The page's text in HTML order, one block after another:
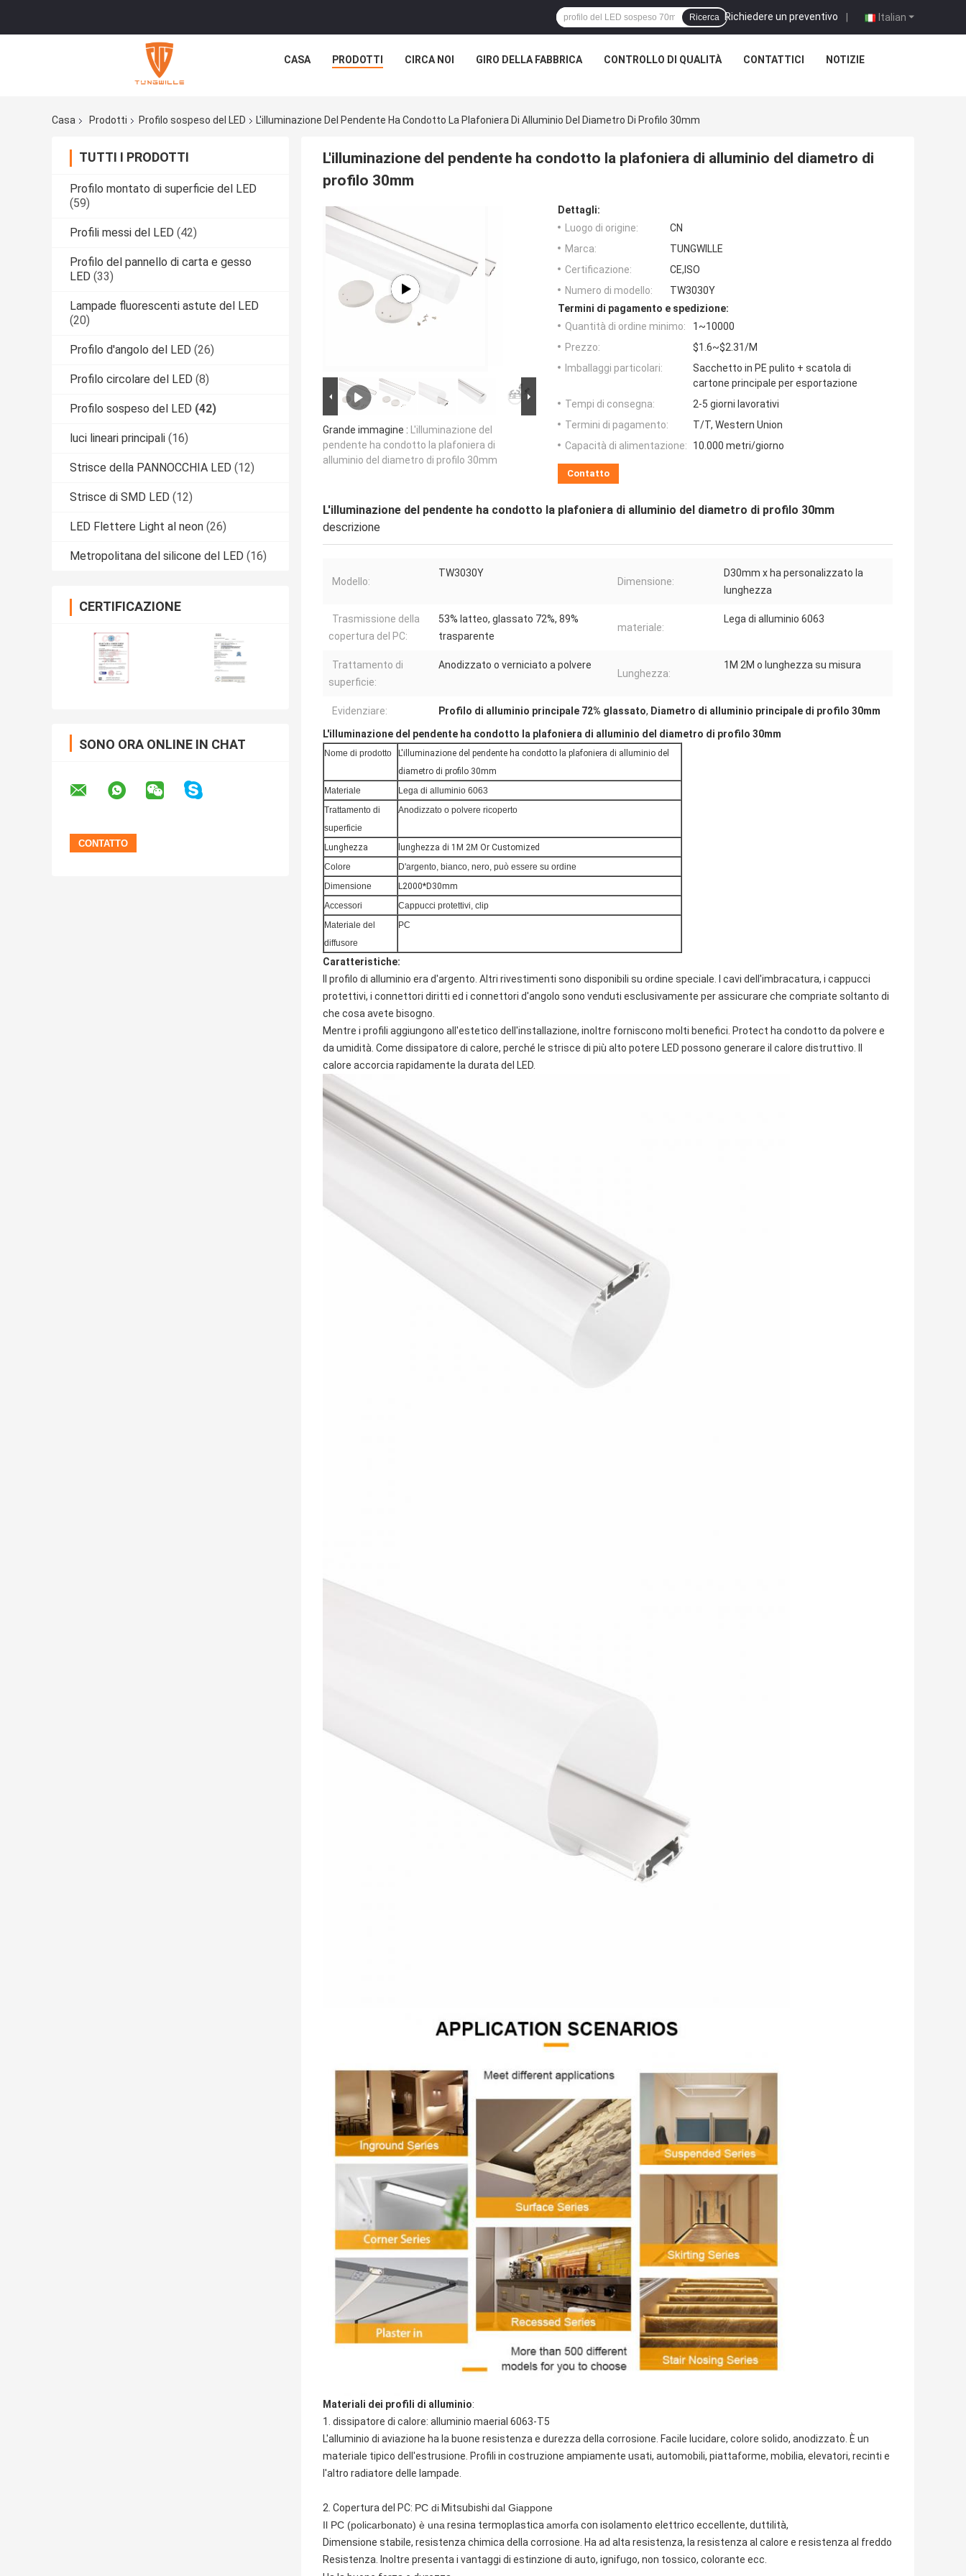
Italian
Richiedere un preventivo |
Ricerca
CASA PRODOTTI CIRCA NOI GIRO DELLA FABBRICA CONTROLLO DI QUALITÀ CONTATTICI NOTIZIE
Casa Prodotti Profilo sospeso del LED L'illuminazione Del Pendente Ha Condotto La Plafoniera Di Alluminio Del Diametro Di Profilo 30mm
TUTTI I PRODOTTI
Profilo montato di superficie del LED
(59)
Profili messi del LED (42)
Profilo del pannello di carta e gesso
LED (33)
Lampade fluorescenti astute del LED
(20)
Profilo d'angolo del LED (26)
Profilo circolare del LED (8)
Profilo sospeso del LED (42)
luci lineari principali (16)
Strisce della PANNOCCHIA LED (12)
Strisce di SMD LED (12)
LED Flettere Light al neon (26)
Metropolitana del silicone del LED (16)
CERTIFICAZIONE
SONO ORA ONLINE IN CHAT
L'illuminazione del pendente ha condotto la plafoniera di alluminio del diametro di
profilo 30mm
Grande immagine : L'illuminazione del
pendente ha condotto la plafoniera di
alluminio del diametro di profilo 30mm
Dettagli:
Luogo di origine:
CN
Marca:
TUNGWILLE
Certificazione:
CE,ISO
Numero di modello:
TW3030Y
Termini di pagamento e spedizione:
Quantità di ordine minimo:
1~10000
Prezzo:
$1.6~$2.31/M
Imballaggi particolari:
Sacchetto in PE pulito + scatola di
cartone principale per esportazione
Tempi di consegna:
2-5 giorni lavorativi
Termini di pagamento:
T/T, Western Union
Capacità di alimentazione:
10.000 metri/giorno
Contatto
L'illuminazione del pendente ha condotto la plafoniera di alluminio del diametro di profilo 30mm
descrizione
Modello:
TW3030Y
Dimensione:
D30mm x ha personalizzato la
lunghezza
Trasmissione della
copertura del PC:
53% latteo, glassato 72%, 89%
trasparente
materiale:
Lega di alluminio 6063
Trattamento di
superficie:
Anodizzato o verniciato a polvere
Lunghezza:
1M 2M o lunghezza su misura
Evidenziare: Profilo di alluminio principale 72% glassato, Diametro di alluminio principale di profilo 30mm
L'illuminazione del pendente ha condotto la plafoniera di alluminio del diametro di profilo 30mm
Nome di prodotto
L'illuminazione del pendente ha condotto la plafoniera di alluminio del
diametro di profilo 30mm
Materiale
Lega di alluminio 6063
Trattamento di
superficie
Anodizzato o polvere ricoperto
Lunghezza
lunghezza di 1M 2M Or Customized
Colore
D'argento, bianco, nero, può essere su ordine
Dimensione
L2000*D30mm
Accessori
Cappucci protettivi, clip
Materiale del
diffusore
PC
Caratteristiche:
Il profilo di alluminio era d'argento. Altri rivestimenti sono disponibili su ordine speciale. I cavi dell'imbracatura, i cappucci
protettivi, i connettori diritti ed i connettori d'angolo sono venduti esclusivamente per assicurare che compriate soltanto di
che cosa avete bisogno.
Mentre i profili aggiungono all'estetico dell'installazione, inoltre forniscono molti benefici. Protect ha condotto da polvere e
da umidità. Come dissipatore di calore, perché le strisce di più alto potere LED possono generare il calore distruttivo. Il
calore accorcia rapidamente la durata del LED.
Materiali dei profili di alluminio:
1. dissipatore di calore: alluminio maerial 6063-T5
L'alluminio di aviazione ha la buone resistenza e durezza dellacorrosione. Facile lucidare, colore solido, anodizzato. È un
materiale tipico dell'estrusione. Profili in costruzione ampiamente usati, automobili, piattaforme, mobilia, elevatori, recinti e
l'altro radiatore delle lampade.
2. Copertura del PC: PC di Mitsubishi dal Giappone
Il PC (policarbonato) è unaresina termoplasticaamorfacon isolamento elettrico eccellente, duttilità,
Dimensione stabile, resistenza chimica della corrosione. Ha ad alta resistenza, la resistenza al calore e resistenza al freddo
Resistenza. Inoltre presenta i vantaggi di estinzione di auto, ignifugo, non tossico, colorante ecc.